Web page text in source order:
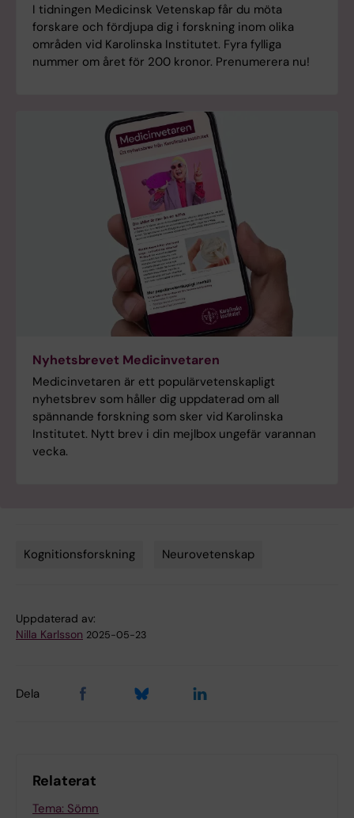
I tidningen Medicinsk Vetenskap får du möta
forskare och fördjupa dig i forskning inom olika
områden vid Karolinska Institutet. Fyra fylliga
nummer om året för 200 kronor. Prenumerera nu!
Nyhetsbrevet Medicinvetaren
Medicinvetaren är ett populärvetenskapligt
nyhetsbrev som håller dig uppdaterad om all
spännande forskning som sker vid Karolinska
Institutet. Nytt brev i din mejlbox ungefär varannan
vecka.
Kognitionsforskning Neurovetenskap
Uppdaterad av:
Nilla Karlsson 2025-05-23
Dela
Relaterat
Tema: Sömn